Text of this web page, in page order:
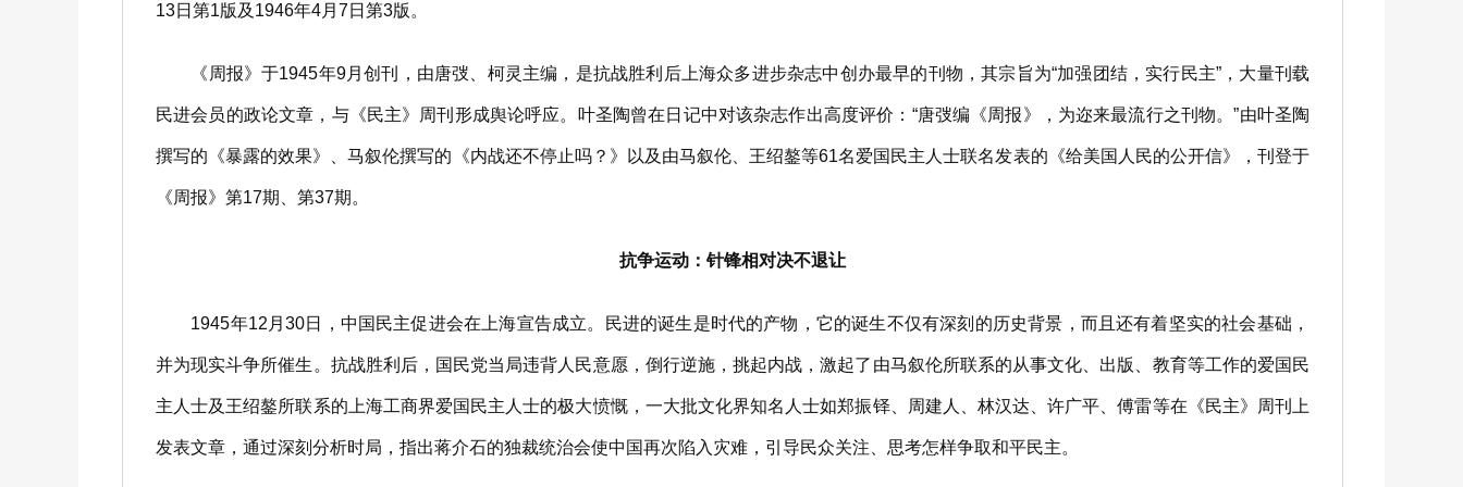
13日第1版及1946年4月7日第3版。
《周报》于1945年9月创刊，由唐弢、柯灵主编，是抗战胜利后上海众多进步杂志中创办最早的刊物，其宗旨为“加强团结，实行民主”，大量刊载
民进会员的政论文章，与《民主》周刊形成舆论呼应。叶圣陶曾在日记中对该杂志作出高度评价：“唐弢编《周报》，为迩来最流行之刊物。”由叶圣陶
撰写的《暴露的效果》、马叙伦撰写的《内战还不停止吗？》以及由马叙伦、王绍鏊等61名爱国民主人士联名发表的《给美国人民的公开信》，刊登于
《周报》第17期、第37期。
抗争运动：针锋相对决不退让
1945年12月30日，中国民主促进会在上海宣告成立。民进的诞生是时代的产物，它的诞生不仅有深刻的历史背景，而且还有着坚实的社会基础，
并为现实斗争所催生。抗战胜利后，国民党当局违背人民意愿，倒行逆施，挑起内战，激起了由马叙伦所联系的从事文化、出版、教育等工作的爱国民
主人士及王绍鏊所联系的上海工商界爱国民主人士的极大愤慨，一大批文化界知名人士如郑振铎、周建人、林汉达、许广平、傅雷等在《民主》周刊上
发表文章，通过深刻分析时局，指出蒋介石的独裁统治会使中国再次陷入灾难，引导民众关注、思考怎样争取和平民主。